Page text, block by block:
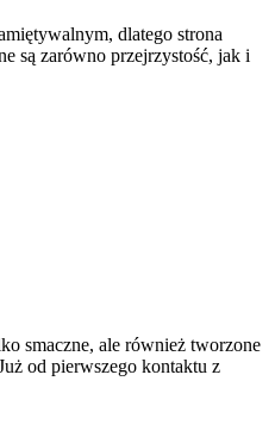
dlatego strona
są zarówno przejrzystość, jak i
smaczne, ale również tworzone
od pierwszego kontaktu z